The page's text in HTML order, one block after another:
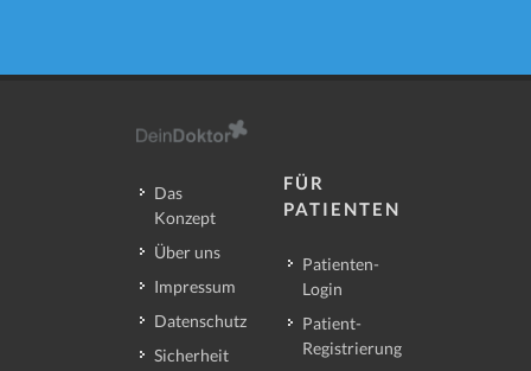
Das
Konzept
Über uns
Impressum
Datenschutz
Sicherheit
FÜR
PATIENTEN
Patienten-
Login
Patient-
Registrierung